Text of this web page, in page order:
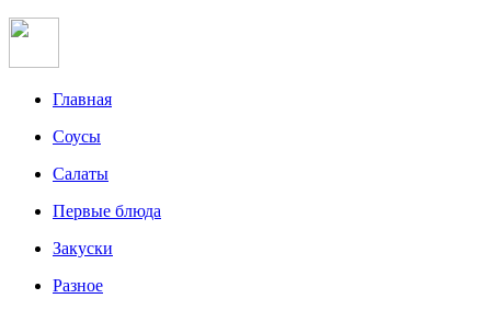
Главная
Соусы
Салаты
Первые блюда
Закуски
Разное